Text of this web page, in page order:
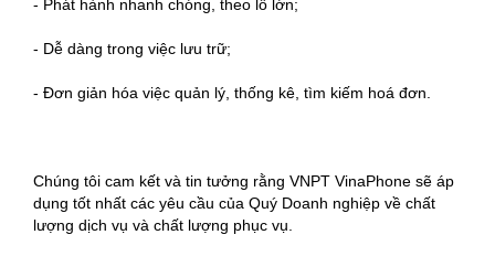
- Phát hành nhanh chóng, theo lô lớn;
- Dễ dàng trong việc lưu trữ;
- Đơn giản hóa việc quản lý, thống kê, tìm kiếm hoá đơn.
Chúng tôi cam kết và tin tưởng rằng VNPT VinaPhone sẽ áp
dụng tốt nhất các yêu cầu của Quý Doanh nghiệp về chất
lượng dịch vụ và chất lượng phục vụ.